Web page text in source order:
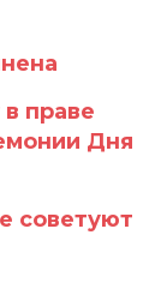
праве
Дня
советуют